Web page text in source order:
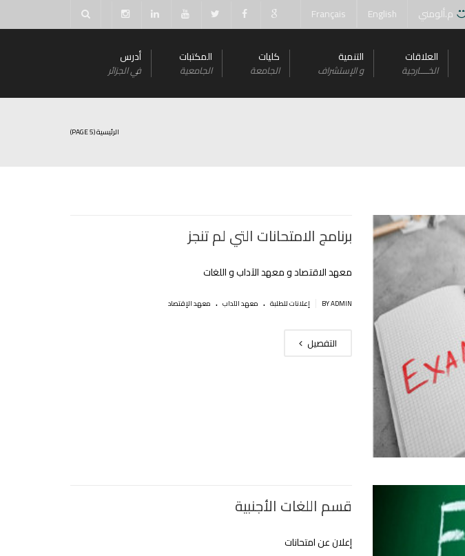
م.ألومني English
Français
العلاقات
الخــــارجية
التنمية
و اﻹستشراف
كليات
الجامعة
المكتبات
الجامعية
أدرس
في الجزائر
الرئيسية(PAGE 5)
برنامج الامتحانات التي لم تنجز
معهد الاقتصاد و معهد الآداب و اللغات
BY ADMIN إعلانات للطلبة . معهد الآداب . معهد الإقتصاد
التفصيل
قسم اللغات الأجنبية
إعلان عن امتحانات